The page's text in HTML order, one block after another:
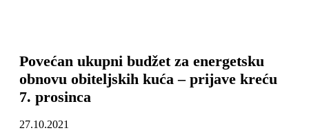
Povećan ukupni budžet za energetsku
obnovu obiteljskih kuća – prijave kreću
7. prosinca
27.10.2021